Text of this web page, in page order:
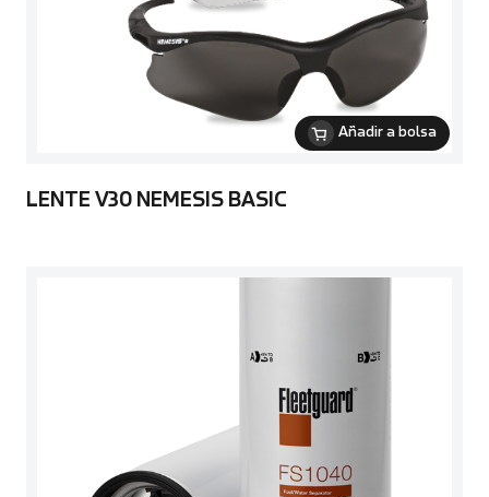
Añadir a bolsa
LENTE V30 NEMESIS BASIC